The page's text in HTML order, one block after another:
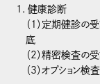
健康診断
（1）定期健診の
底
（2）精密検査の
（3）オプション